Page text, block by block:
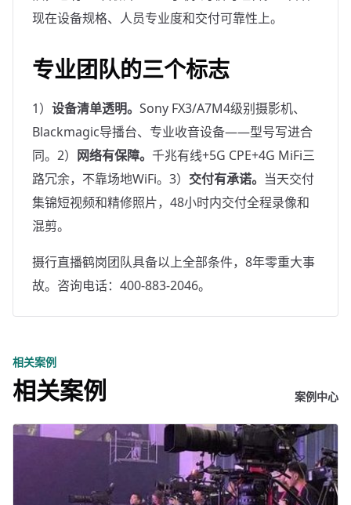
现在设备规格、人员专业度和交付可靠性上。
专业团队的三个标志
1） 设备清单透明。 Sony FX3/A7M4级别摄影机、
Blackmagic导播台、专业收音设备——型号写进合
同。2） 网络有保障。 千兆有线+5G CPE+4G MiFi三
路冗余，不靠场地WiFi。3） 交付有承诺。 当天交付
集锦短视频和精修照片，48小时内交付全程录像和
混剪。
摄行直播鹤岗团队具备以上全部条件，8年零重大事
故。咨询电话：400-883-2046。
相关案例
相关案例 案例中心